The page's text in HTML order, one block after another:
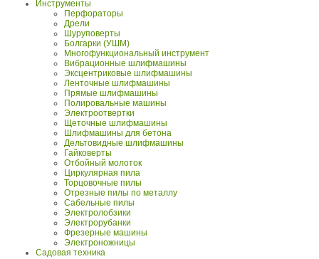
Инструменты
Перфораторы
Дрели
Шуруповерты
Болгарки (УШМ)
Многофункциональный инструмент
Вибрационные шлифмашины
Эксцентриковые шлифмашины
Ленточные шлифмашины
Прямые шлифмашины
Полировальные машины
Электроотвертки
Щеточные шлифмашины
Шлифмашины для бетона
Дельтовидные шлифмашины
Гайковерты
Отбойный молоток
Циркулярная пила
Торцовочные пилы
Отрезные пилы по металлу
Сабельные пилы
Электролобзики
Электрорубанки
Фрезерные машины
Электроножницы
Садовая техника